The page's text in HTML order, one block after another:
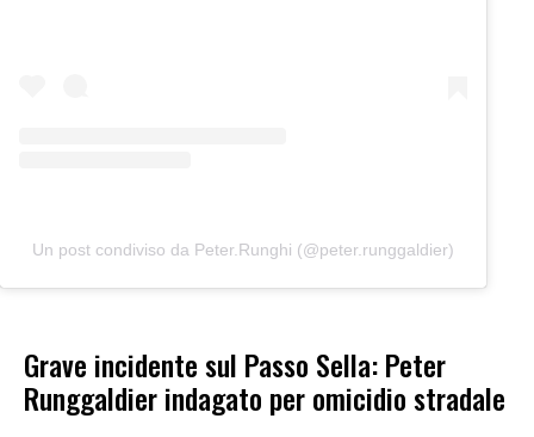
Un post condiviso da Peter.Runghi (@peter.runggaldier)
Grave incidente sul Passo Sella: Peter
Runggaldier indagato per omicidio stradale